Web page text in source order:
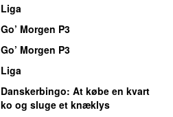
Liga
Go’ Morgen P3
Go’ Morgen P3
Liga
Danskerbingo: At købe en kvart
ko og sluge et knæklys